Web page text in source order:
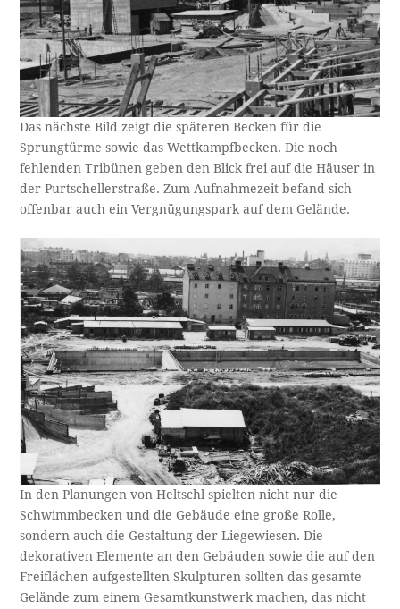
Das nächste Bild zeigt die späteren Becken für die
Sprungtürme sowie das Wettkampfbecken. Die noch
fehlenden Tribünen geben den Blick frei auf die Häuser in
der Purtschellerstraße. Zum Aufnahmezeit befand sich
offenbar auch ein Vergnügungspark auf dem Gelände.
In den Planungen von Heltschl spielten nicht nur die
Schwimmbecken und die Gebäude eine große Rolle,
sondern auch die Gestaltung der Liegewiesen. Die
dekorativen Elemente an den Gebäuden sowie die auf den
Freiflächen aufgestellten Skulpturen sollten das gesamte
Gelände zum einem Gesamtkunstwerk machen, das nicht